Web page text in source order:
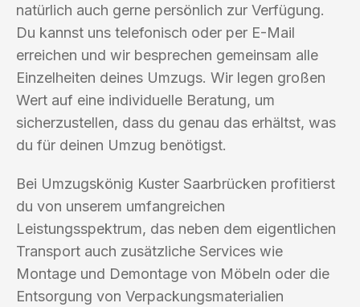
natürlich auch gerne persönlich zur Verfügung.
Du kannst uns telefonisch oder per E-Mail
erreichen und wir besprechen gemeinsam alle
Einzelheiten deines Umzugs. Wir legen großen
Wert auf eine individuelle Beratung, um
sicherzustellen, dass du genau das erhältst, was
du für deinen Umzug benötigst.
Bei Umzugskönig Kuster Saarbrücken profitierst
du von unserem umfangreichen
Leistungsspektrum, das neben dem eigentlichen
Transport auch zusätzliche Services wie
Montage und Demontage von Möbeln oder die
Entsorgung von Verpackungsmaterialien